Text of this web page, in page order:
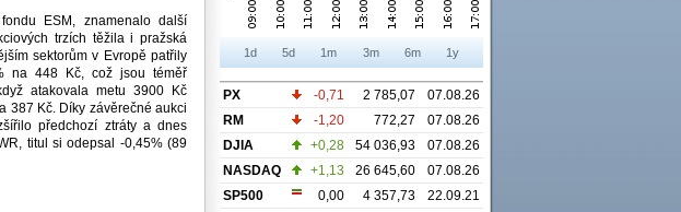
ESM, znamenalo další
trzích těžila i pražská
sektorům v Evropě patřily
na 448 Kč, což jsou téměř
atakovala metu 3900 Kč
387 Kč. Díky závěrečné aukci
předchozí ztráty a dnes
titul si odepsal -0,45% (89
1d 5d 1m 3m 6m 1y
PX -0,71 2 785,07
07.08.26
RM
-1,20 772,27
07.08.26
DJIA
+0,28 54 036,93
07.08.26
NASDAQ
+1,13 26 645,60
07.08.26
SP500
0,00 4 357,73
22.09.21